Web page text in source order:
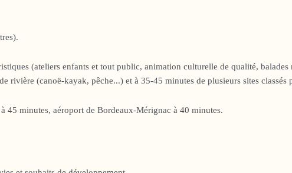
(ateliers enfants et tout public, animation culturelle de qualité,
rivière (canoë-kayak, pêche...) et à 35-45 minutes de plusieurs sites
45 minutes, aéroport de Bordeaux-Mérignac à 40 minutes.